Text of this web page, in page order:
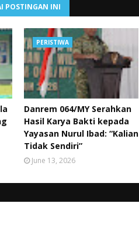
POSTINGAN INI
PERISTIWA
Danrem 064/MY Serahkan
Hasil Karya Bakti kepada
Yayasan Nurul Ibad: “Kalian
Tidak Sendiri”
June 13, 2026